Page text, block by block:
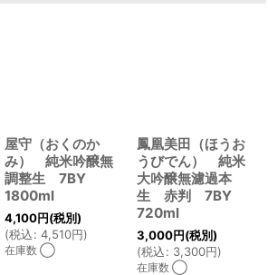
屋守（おくのか
み） 純米吟醸無
調整生 7BY
1800ml
4,100円(税別)
(税込: 4,510円)
在庫数 ◯
鳳凰美田（ほうお
うびでん） 純米
大吟醸無濾過本
生 赤判 7BY
720ml
3,000円(税別)
(税込: 3,300円)
在庫数 ◯